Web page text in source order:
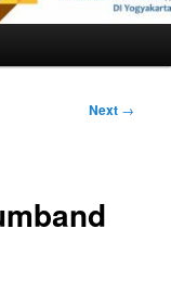
Next →